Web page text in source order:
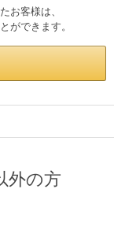
お客様は、
ができます。
外の方